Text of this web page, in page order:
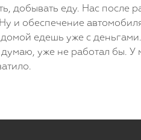
добывать еду. Нас после
и обеспечение
едешь уже с
уже не работал бы. У